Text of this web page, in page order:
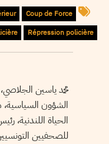
Coup de Force
Répression policière
محمد ياسين
الشؤون
الحياة اللندنية،
للصحفيين